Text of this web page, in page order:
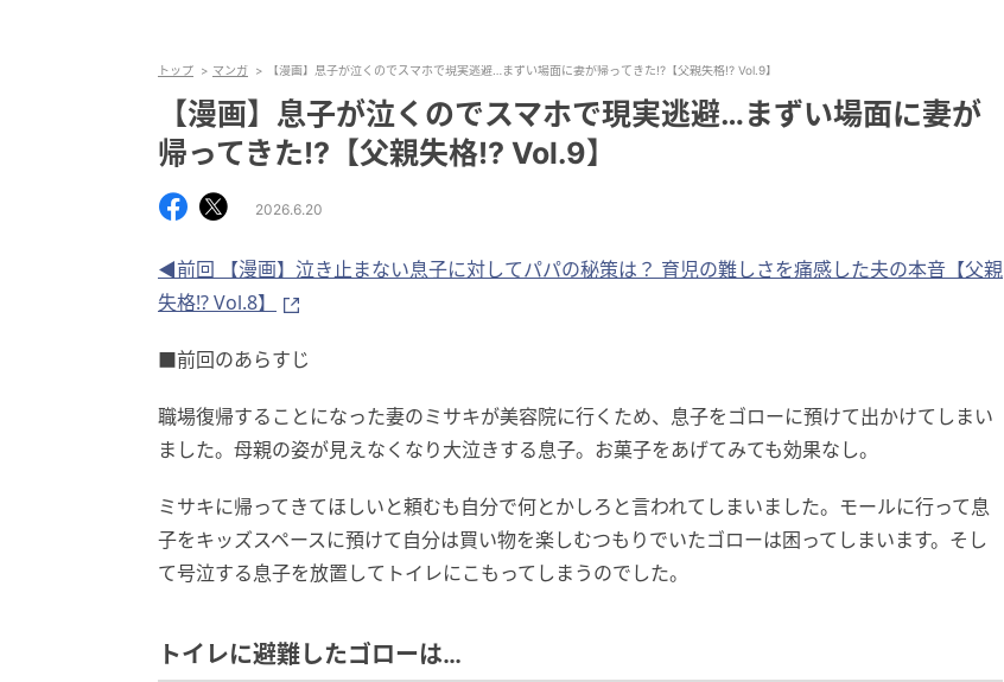
トップ マンガ 【漫画】息子が泣くのでスマホで現実逃避…まずい場面に妻が帰ってきた!?【父親失格!? Vol.9】
【漫画】息子が泣くのでスマホで現実逃避…まずい場面に妻が
帰ってきた!?【父親失格!? Vol.9】
2026.6.20
◀前回 【漫画】泣き止まない息子に対してパパの秘策は？ 育児の難しさを痛感した夫の本音【父親
失格!? Vol.8】
■前回のあらすじ
職場復帰することになった妻のミサキが美容院に行くため、息子をゴローに預けて出かけてしまい
ました。母親の姿が見えなくなり大泣きする息子。お菓子をあげてみても効果なし。
ミサキに帰ってきてほしいと頼むも自分で何とかしろと言われてしまいました。モールに行って息
子をキッズスペースに預けて自分は買い物を楽しむつもりでいたゴローは困ってしまいます。そし
て号泣する息子を放置してトイレにこもってしまうのでした。
トイレに避難したゴローは…